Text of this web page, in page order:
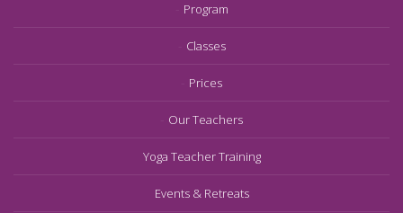
Program
Classes
Prices
Our Teachers
Yoga Teacher Training
Events & Retreats